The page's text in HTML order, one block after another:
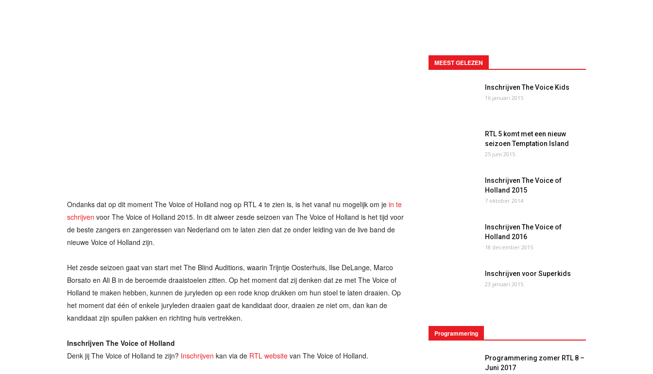
Ondanks dat op dit moment The Voice of Holland nog op RTL 4 te zien is, is het vanaf nu mogelijk om je in te
schrijven voor The Voice of Holland 2015. In dit alweer zesde seizoen van The Voice of Holland is het tijd voor
de beste zangers en zangeressen van Nederland om te laten zien dat ze onder leiding van de live band de
nieuwe Voice of Holland zijn.
Het zesde seizoen gaat van start met The Blind Auditions, waarin Trijntje Oosterhuis, Ilse DeLange, Marco
Borsato en Ali B in de beroemde draaistoelen zitten. Op het moment dat zij denken dat ze met The Voice of
Holland te maken hebben, kunnen de juryleden op een rode knop drukken om hun stoel te laten draaien. Op
het moment dat één of enkele juryleden draaien gaat de kandidaat door, draaien ze niet om, dan kan de
kandidaat zijn spullen pakken en richting huis vertrekken.
Inschrijven The Voice of Holland
Denk jij The Voice of Holland te zijn? Inschrijven kan via de RTL website van The Voice of Holland.
MEEST GELEZEN
Inschrijven The Voice Kids
16 januari 2015
RTL 5 komt met een nieuw
seizoen Temptation Island
25 juni 2015
Inschrijven The Voice of
Holland 2015
7 oktober 2014
Inschrijven The Voice of
Holland 2016
18 december 2015
Inschrijven voor Superkids
23 januari 2015
Programmering
Programmering zomer RTL 8 –
Juni 2017